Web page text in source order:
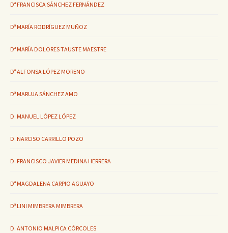
Dª FRANCISCA SÁNCHEZ FERNÁNDEZ
Dª MARÍA RODRÍGUEZ MUÑOZ
Dª MARÍA DOLORES TAUSTE MAESTRE
Dª ALFONSA LÓPEZ MORENO
Dª MARUJA SÁNCHEZ AMO
D. MANUEL LÓPEZ LÓPEZ
D. NARCISO CARRILLO POZO
D. FRANCISCO JAVIER MEDINA HERRERA
Dª MAGDALENA CARPIO AGUAYO
Dª LINI MIMBRERA MIMBRERA
D. ANTONIO MALPICA CÓRCOLES